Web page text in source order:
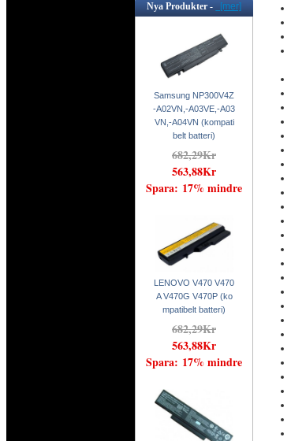
Nya Produkter - [mer]
Samsung NP300V4Z
-A02VN,-A03VE,-A03
VN,-A04VN (kompati
belt batteri)
682,29Kr
563,88Kr
Spara: 17% mindre
LENOVO V470 V470
A V470G V470P (ko
mpatibelt batteri)
682,29Kr
563,88Kr
Spara: 17% mindre